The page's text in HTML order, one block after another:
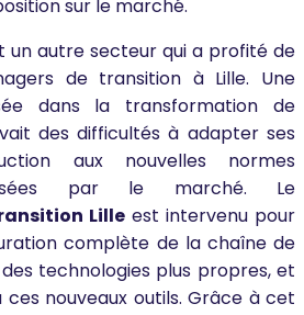
sur le marché.
un autre secteur qui a profité de
de transition à Lille. Une
dans la transformation de
des difficultés à adapter ses
aux nouvelles normes
par le marché. Le
Lille est intervenu pour
complète de la chaîne de
technologies plus propres, et
nouveaux outils. Grâce à cet